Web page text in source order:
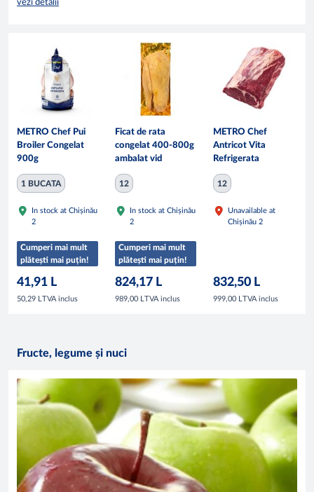
vezi detalii
METRO Chef Pui
Broiler Congelat
900g
1 BUCATA
In stock at Chișinău
2
Cumperi mai mult
plătești mai puțin!
41,91 L
50,29 L TVA inclus
Ficat de rata
congelat 400-800g
ambalat vid
12
In stock at Chișinău
2
Cumperi mai mult
plătești mai puțin!
824,17 L
989,00 L TVA inclus
METRO Chef
Antricot Vita
Refrigerata
12
Unavailable at
Chișinău 2
832,50 L
999,00 L TVA inclus
Fructe, legume și nuci